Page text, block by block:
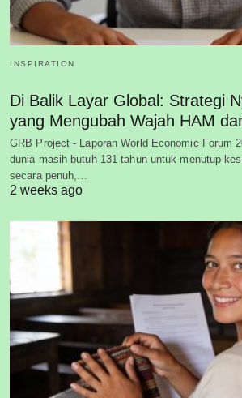
INSPIRATION
Di Balik Layar Global: Strategi
yang Mengubah Wajah HAM
GRB Project - Laporan World Economic Forum
dunia masih butuh 131 tahun untuk menutup
secara penuh,…
2 weeks ago